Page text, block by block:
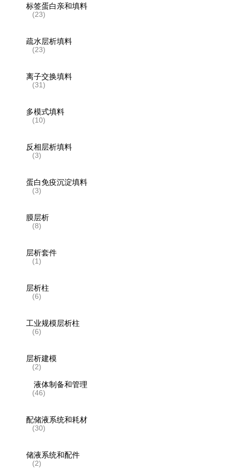
标签蛋白亲和填料
(23)
疏水层析填料
(23)
离子交换填料
(31)
多模式填料
(10)
反相层析填料
(3)
蛋白免疫沉淀填料
(3)
膜层析
(8)
层析套件
(1)
层析柱
(6)
工业规模层析柱
(6)
层析建模
(2)
液体制备和管理
(46)
配储液系统和耗材
(30)
储液系统和配件
(2)